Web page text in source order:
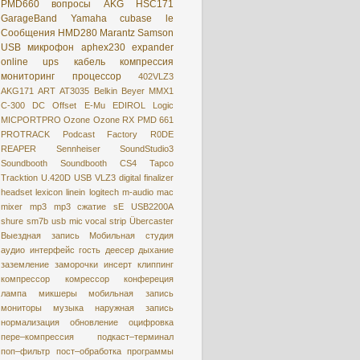
PMD660 вопросы
AKG HSC171
GarageBand
Yamaha
cubase le
Сообщения HMD280 Marantz Samson
USB микрофон
aphex230 expander
online
ups кабель
компрессия
мониторинг
процессор
402VLZ3
AKG171
ART AT3035 Belkin Beyer MMX1
C-300
DC Offset E-Mu EDIROL
Logic
MICPORTPRO Ozone Ozone RX PMD 661
PROTRACK
Podcast Factory
R0DE
REAPER
Sennheiser
SoundStudio3
Soundbooth
Soundbooth CS4
Tapco
Tracktion U.420D USB VLZ3 digital finalizer
headset lexicon linein logitech m-audio mac
mixer
mp3 mp3 сжатие
sE USB2200A
shure sm7b usb mic vocal strip Übercaster
Выездная запись
Мобильная студия
аудио интерфейс гость деесер дыхание
заземление заморочки инсерт клиппинг
компрессор
комрессор
конфереция
лампа
микшеры
мобильная запись
мониторы
музыка
наружная запись
нормализация
обновление
оцифровкa
пере–компрессия
подкаст–терминал
поп–фильтр
пост–обработка программы